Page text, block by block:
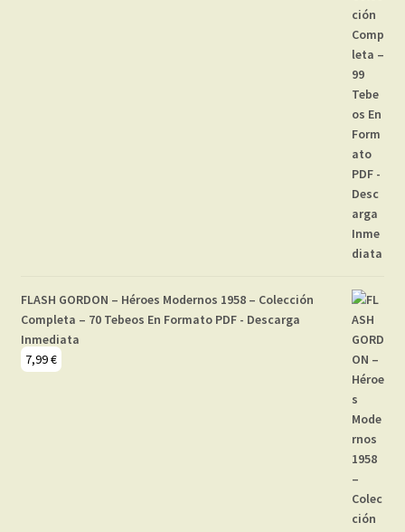
FLASH GORDON – Héroes Modernos 1958 – Colección
Completa – 70 Tebeos En Formato PDF - Descarga
Inmediata
7,99€